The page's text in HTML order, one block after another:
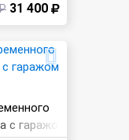
31 400
с гаражо